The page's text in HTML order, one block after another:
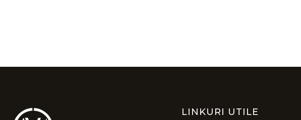
LINKURI UTILE